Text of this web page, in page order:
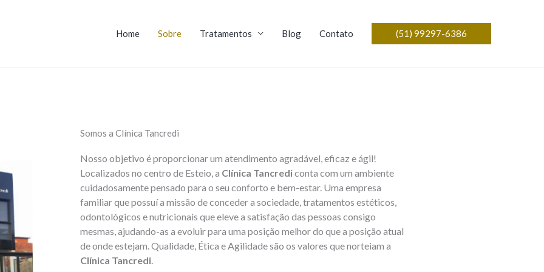
Home Sobre Tratamentos Blog Contato (51) 99297-6386
Somos a Clínica Tancredi
Nosso objetivo é proporcionar um atendimento agradável, eficaz e ágil!
Localizados no centro de Esteio, a Clínica Tancrediconta com um ambiente
cuidadosamente pensado para o seu conforto e bem-estar. Uma empresa
familiar que possuí a missão de conceder a sociedade, tratamentos estéticos,
odontológicos e nutricionais que eleve a satisfação das pessoas consigo
mesmas, ajudando-as a evoluir para uma posição melhor do que a posição atual
de onde estejam. Qualidade, Ética e Agilidade são os valores que norteiam a
Clínica Tancredi.